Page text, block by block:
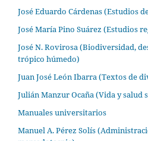
José Eduardo Cárdenas (Estudios
José María Pino Suárez (Estudios
José N. Rovirosa (Biodiversidad,
trópico húmedo)
Juan José León Ibarra (Textos de
Julián Manzur Ocaña (Vida y salud
Manuales universitarios
Manuel A. Pérez Solís